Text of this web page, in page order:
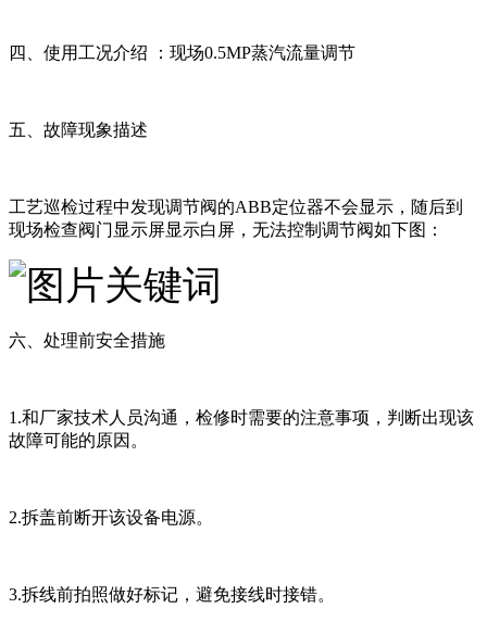
四、使用工况介绍 ：现场0.5MP蒸汽流量调节
五、故障现象描述
工艺巡检过程中发现调节阀的ABB定位器不会显示，随后到
现场检查阀门显示屏显示白屏，无法控制调节阀如下图：
六、处理前安全措施
1.和厂家技术人员沟通，检修时需要的注意事项，判断出现该
故障可能的原因。
2.拆盖前断开该设备电源。
3.拆线前拍照做好标记，避免接线时接错。